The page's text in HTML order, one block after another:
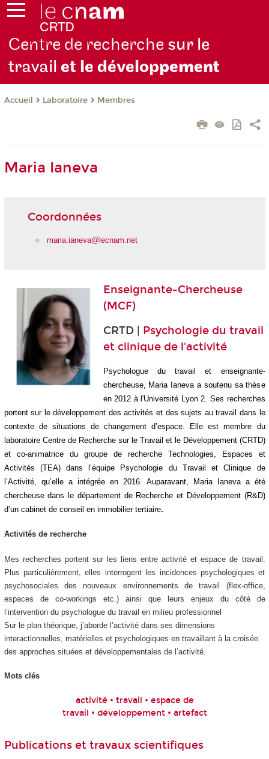
Centre de recherche sur le
travailet le développement
Accueil Laboratoire Membres
Maria Ianeva
Coordonnées
maria.ianeva@lecnam.net
Enseignante-Chercheuse
(MCF)
CRTD | Psychologie du travail
et clinique de l'activité
Psychologue du travail et enseignante-
chercheuse, Maria Ianeva a soutenu sa thèse
en 2012 à l'Université Lyon 2. Ses recherches
portent sur le développement des activités et des sujets au travail dans le
contexte de situations de changement d’espace. Elle est membre du
laboratoire Centre de Recherche sur le Travail et le Développement (CRTD)
et co-animatrice du groupe de recherche Technologies, Espaces et
Activités (TEA) dans l’équipe Psychologie du Travail et Clinique de
l’Activité, qu’elle a intégrée en 2016. Auparavant, Maria Ianeva a été
chercheuse dans le département de Recherche et Développement (R&D)
d’un cabinet de conseil en immobilier tertiaire.
Activités de recherche
Mes recherches portent sur les liens entre activité et espace de travail.
Plus particulièrement, elles interrogent les incidences psychologiques et
psychosociales des nouveaux environnements de travail (flex-office,
espaces de co-workings etc.) ainsi que leurs enjeux du côté de
l’intervention du psychologue du travail en milieu professionnel
Sur le plan théorique, j’aborde l’activité dans ses dimensions
interactionnelles, matérielles et psychologiques en travaillant à la croisée
des approches situées et développementales de l’activité.
Mots clés
activité • travail • espace de
travail • développement • artefact
Publications et travaux scientifiques